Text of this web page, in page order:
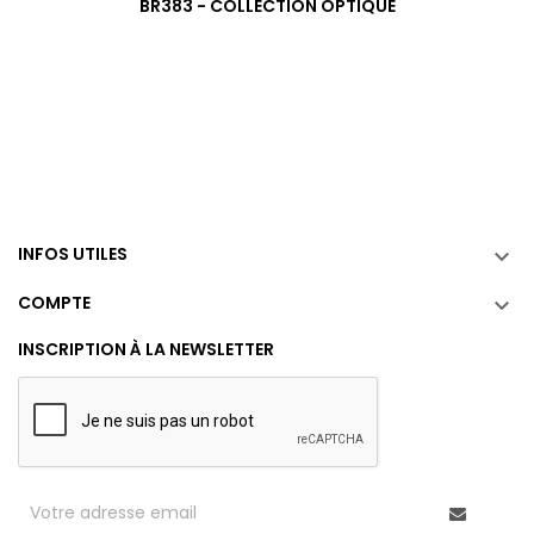
BR383 - COLLECTION OPTIQUE
INFOS UTILES 
COMPTE 
INSCRIPTION À LA NEWSLETTER